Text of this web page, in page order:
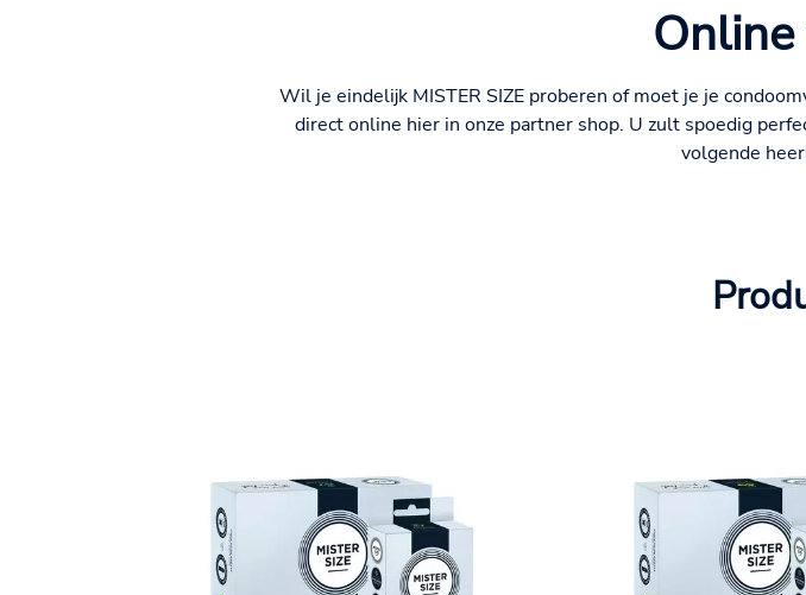
Wil je eindelijk MISTER SIZE proberen of moet je je
direct online hier in onze partner shop. U zult spoedig
volgende